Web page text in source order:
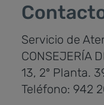
Servicio de
CONSEJERÍA
13, 2º Planta.
Teléfono: 942